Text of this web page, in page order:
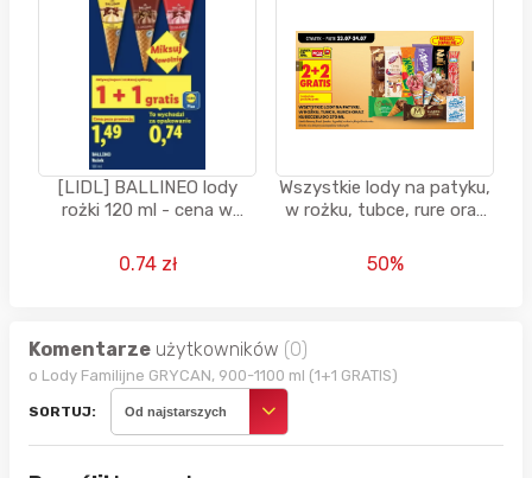
[LIDL] BALLINEO lody
rożki 120 ml - cena w
0.74 zł
Wszystkie lody na patyku,
w rożku, tubce, rure oraz
GRATIS)
50%
Komentarze użytkowników (0)
o Lody Familijne GRYCAN, 900-1100 ml (1+1 GRATIS)
SORTUJ: Od najstarszych